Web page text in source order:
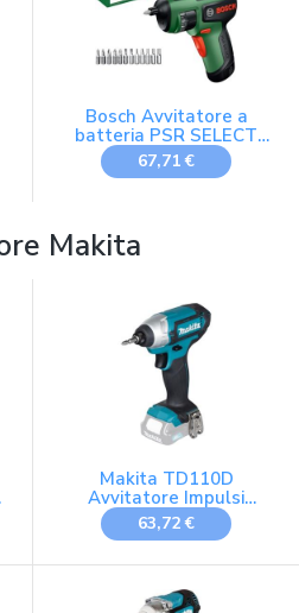
Bosch Avvitatore a
batteria PSR SELECT
(bit, batteria Compact
Power BA 4V 2.0 Ah,
67,71 €
Makita
Makita TD110D
Avvitatore Impulsi
Batteria 12Vmax CXT
110Nm 1/4 (SOLO
63,72 €